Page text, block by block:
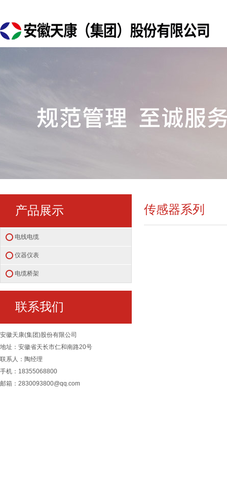
产品展示
电线电缆
仪器仪表
电缆桥架
联系我们
安徽天康(集团)股份有限公司
地址：安徽省天长市仁和南路20号
联系人：陶经理
手机：18355068800
邮箱：2830093800@qq.com
传感器系列